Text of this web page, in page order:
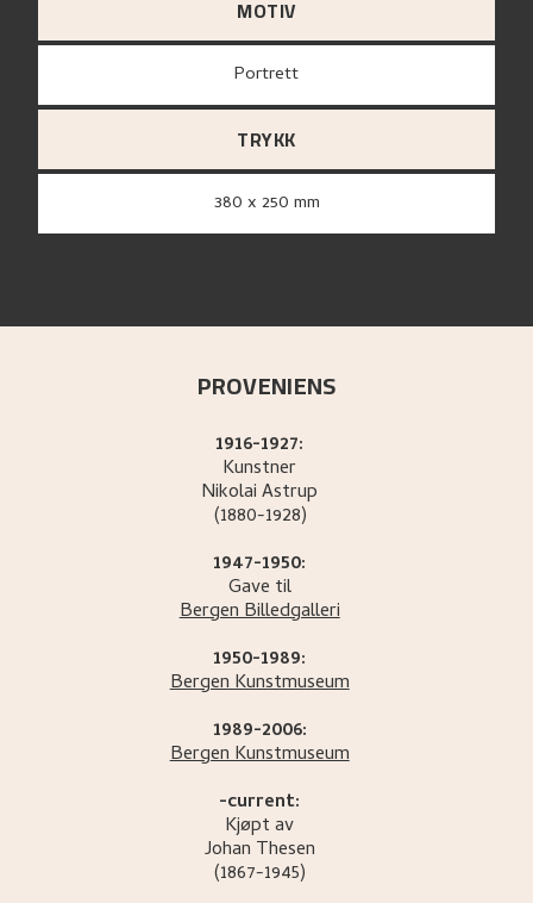
MOTIV
Portrett
TRYKK
380 x 250 mm
PROVENIENS
1916-1927:
Kunstner
NikolaiAstrup
(1880-1928)
1947-1950:
Gave til
Bergen Billedgalleri
1950-1989:
Bergen Kunstmuseum
1989-2006:
Bergen Kunstmuseum
-current:
Kjøpt av
Johan Thesen
(1867-1945)